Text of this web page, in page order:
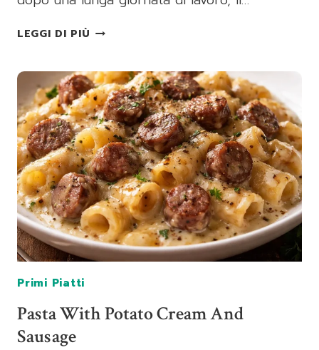
LEGGI DI PIÙ PACCHERI
FUNGHI
E
POMODORINI
Primi Piatti
Pasta With Potato Cream And
Sausage